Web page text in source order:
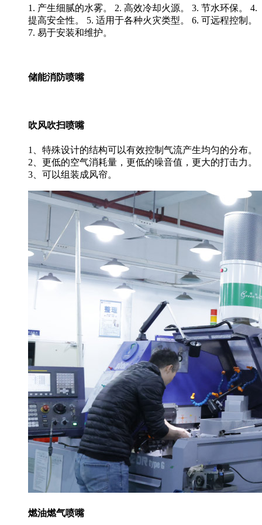
1. 产生细腻的水雾。 2. 高效冷却火源。 3. 节水环保。 4.
提高安全性。 5. 适用于各种火灾类型。 6. 可远程控制。
7. 易于安装和维护。
储能消防喷嘴
吹风吹扫喷嘴
1、特殊设计的结构可以有效控制气流产生均匀的分布。
2、更低的空气消耗量，更低的噪音值，更大的打击力。
3、可以组装成风帘。
燃油燃气喷嘴